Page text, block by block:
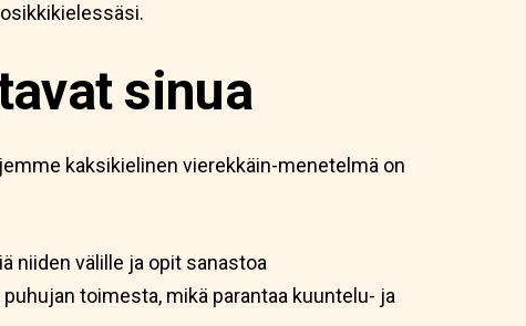
sinua
kaksikielinen vierekkäin-menetelmä on
niiden välille ja opit sanastoa
toimesta, mikä parantaa kuuntelu- ja